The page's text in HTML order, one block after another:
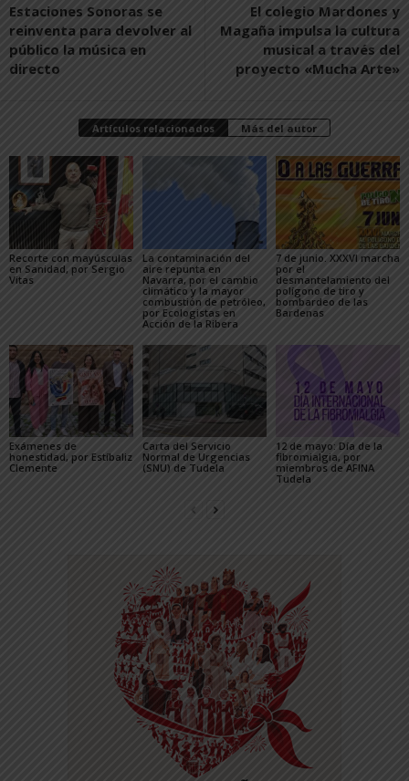
Estaciones Sonoras se
reinventa para devolver al
público la música en
directo
El colegio Mardones y
Magaña impulsa la cultura
musical a través del
proyecto «Mucha Arte»
Artículos relacionados Más del autor
Recorte con mayúsculas
en Sanidad, por Sergio
Vitas
La contaminación del
aire repunta en
Navarra, por el cambio
climático y la mayor
combustión de petróleo,
por Ecologistas en
Acción de la Ribera
7 de junio. XXXVI marcha
por el
desmantelamiento del
polígono de tiro y
bombardeo de las
Bardenas
Exámenes de
honestidad, por Estíbaliz
Clemente
Carta del Servicio
Normal de Urgencias
(SNU) de Tudela
12 de mayo: Día de la
fibromialgia, por
miembros de AFINA
Tudela